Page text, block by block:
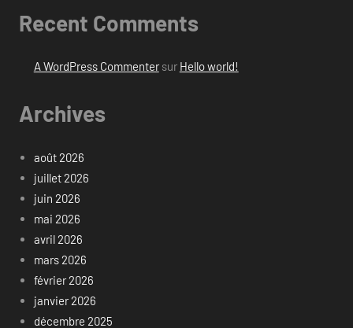
Recent Comments
A WordPress Commentersur Hello world!
Archives
août 2026
juillet 2026
juin 2026
mai 2026
avril 2026
mars 2026
février 2026
janvier 2026
décembre 2025